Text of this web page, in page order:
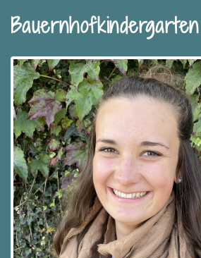
Bauernhofkindergarten